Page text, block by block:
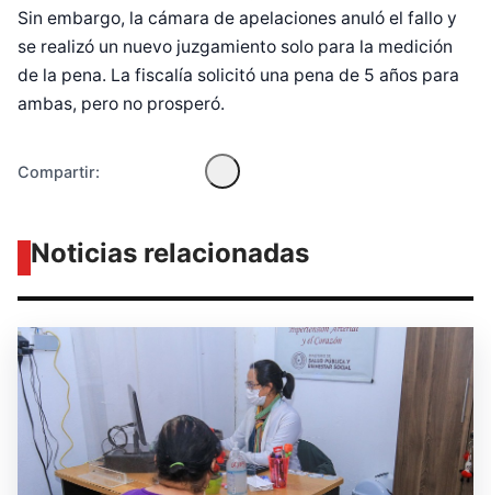
Sin embargo, la cámara de apelaciones anuló el fallo y
se realizó un nuevo juzgamiento solo para la medición
de la pena. La fiscalía solicitó una pena de 5 años para
ambas, pero no prosperó.
Compartir:
Noticias relacionadas